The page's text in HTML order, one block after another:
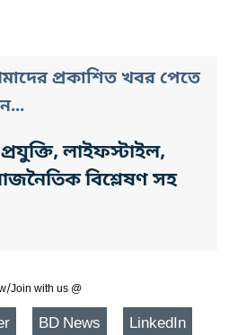
প্রকাশিত খবর পেতে
লাইফস্টাইল,
বিশ্লেষণ সহ
Join with us @
BD News LinkedIn